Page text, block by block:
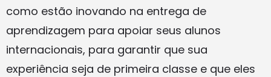
como estão inovando na entrega de
aprendizagem para apoiar seus alunos
internacionais, para garantir que sua
experiência seja de primeira classe e que eles